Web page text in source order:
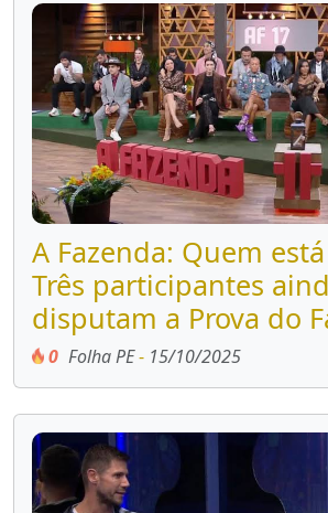
A Fazenda: Quem
Três participantes
disputam a Prova do
0 Folha PE- 15/10/2025